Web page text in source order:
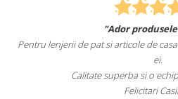
"Ador
Pentru lenjerii de pat si articole de
ei.
Calitate superba si o
Felicitari